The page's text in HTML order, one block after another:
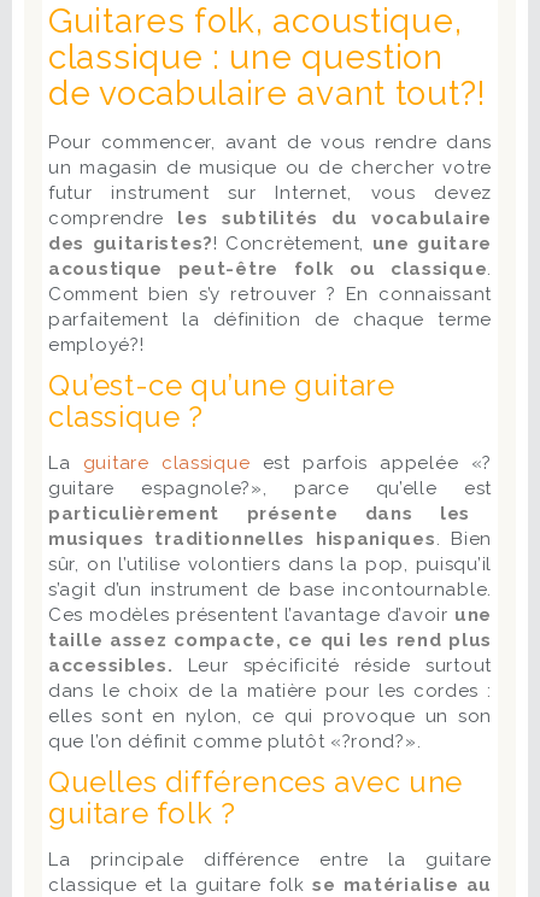
Guitares folk, acoustique,
classique : une question
de vocabulaire avant tout?!
Pour commencer, avant de vous rendre dans
un magasin de musique ou de chercher votre
futur instrument sur Internet, vous devez
comprendre les subtilités du vocabulaire
des guitaristes?! Concrètement, une guitare
acoustique peut-être folk ou classique.
Comment bien s’y retrouver ? En connaissant
parfaitement la définition de chaque terme
employé?!
Qu’est-ce qu’une guitare
classique ?
La guitare classique est parfois appelée «?
guitare espagnole?», parce qu’elle est
particulièrement présente dans les
musiques traditionnelles hispaniques. Bien
sûr, on l’utilise volontiers dans la pop, puisqu’il
s’agit d’un instrument de base incontournable.
Ces modèles présentent l’avantage d’avoir une
taille assez compacte, ce qui les rend plus
accessibles. Leur spécificité réside surtout
dans le choix de la matière pour les cordes :
elles sont en nylon, ce qui provoque un son
que l’on définit comme plutôt «?rond?».
Quelles différences avec une
guitare folk ?
La principale différence entre la guitare
classique et la guitare folkse matérialise au